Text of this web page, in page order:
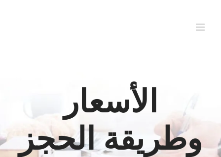
الأسعار
وطريقة الحجز